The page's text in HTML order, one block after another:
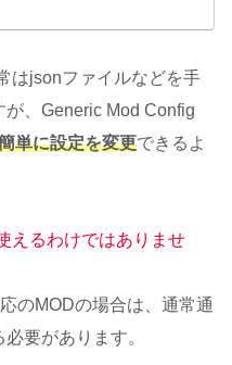
はjsonファイルなどを手
、Generic Mod Config
単に設定を変更できるよ
えるわけではありませ
のMODの場合は、通常通
要があります。